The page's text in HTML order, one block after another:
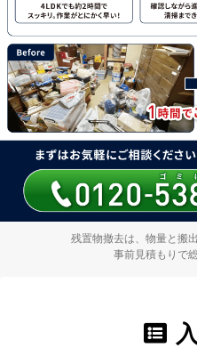
残置物撤去は、物量と搬
事前見積もりで